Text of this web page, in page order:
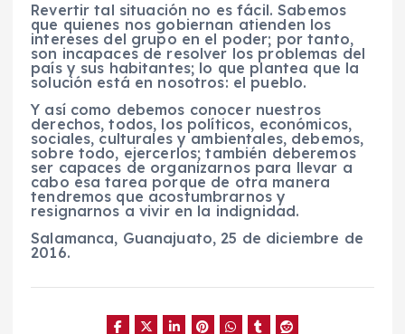
Revertir tal situación no es fácil. Sabemos
que quienes nos gobiernan atienden los
intereses del grupo en el poder; por tanto,
son incapaces de resolver los problemas del
país y sus habitantes; lo que plantea que la
solución está en nosotros: el pueblo.
Y así como debemos conocer nuestros
derechos, todos, los políticos, económicos,
sociales, culturales y ambientales, debemos,
sobre todo, ejercerlos; también deberemos
ser capaces de organizarnos para llevar a
cabo esa tarea porque de otra manera
tendremos que acostumbrarnos y
resignarnos a vivir en la indignidad.
Salamanca, Guanajuato, 25 de diciembre de
2016.